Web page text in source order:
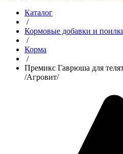
Каталог
/
Кормовые добавки и
/
Корма
/
Премикс Гаврюша для
/Агровит/